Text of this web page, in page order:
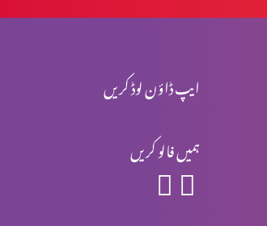
ایپ ڈاؤن لوڈ کریں
ہمیں فالو کریں